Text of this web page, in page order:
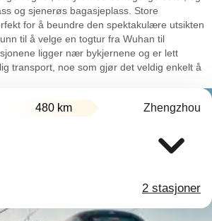
og sjenerøs bagasjeplass. Store
for å beundre den spektakulære utsikten
til å velge en togtur fra Wuhan til
ligger nær bykjernene og er lett
transport, noe som gjør det veldig enkelt å
480 km Zhengzhou
2 stasjoner